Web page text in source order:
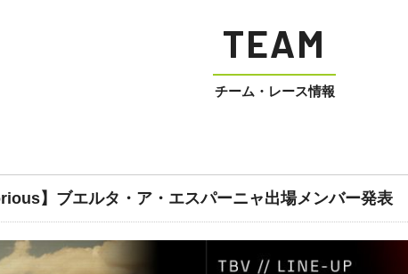
TEAM
チーム・レース情報
】ブエルタ・ア・エスパーニャ出場メンバー発表